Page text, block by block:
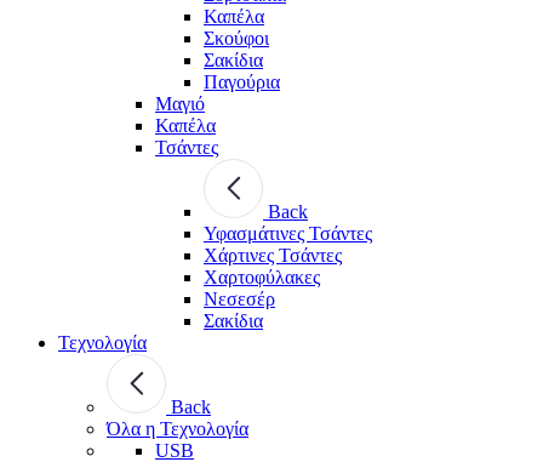
Καπέλα
Σκούφοι
Σακίδια
Παγούρια
Μαγιό
Καπέλα
Τσάντες
Back
Υφασμάτινες Τσάντες
Χάρτινες Τσάντες
Χαρτοφύλακες
Νεσεσέρ
Σακίδια
Τεχνολογία
Back
Όλα η Τεχνολογία
USB